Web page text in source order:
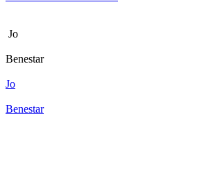
Jo
Benestar
Jo
Benestar